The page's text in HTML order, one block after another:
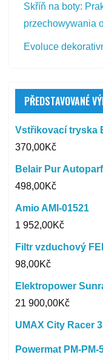
Skříň na boty:
przechowywania
Evoluce
PŘEDSTAVOVANÉ
Vstřikovací tryska
370,00Kč
Belair Pur
498,00Kč
Amio AMI-01521
1 952,00Kč
Filtr vzduchový
98,00Kč
Elektropower
21 900,00Kč
UMAX City Racer
Powermat PM-PM-